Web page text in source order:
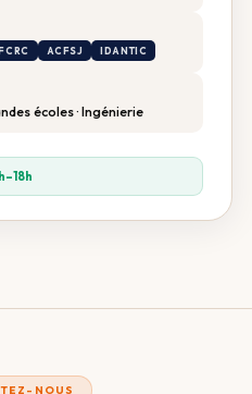
ACFSJ IDANTIC
écoles · Ingénierie
NOUS